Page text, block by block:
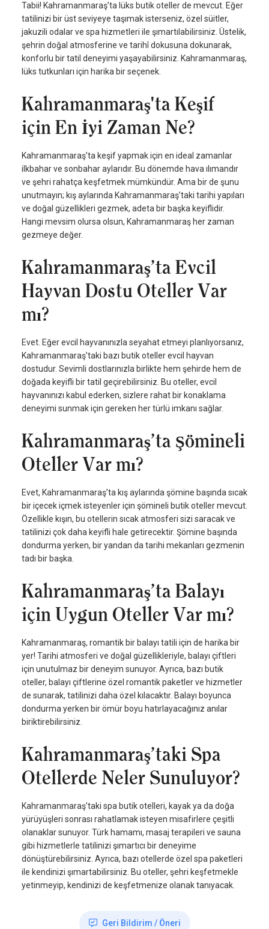
Tabii! Kahramanmaraş’ta lüks butik oteller de mevcut. Eğer
tatilinizi bir üst seviyeye taşımak isterseniz, özel süitler,
jakuzili odalar ve spa hizmetleri ile şımartılabilirsiniz. Üstelik,
şehrin doğal atmosferine ve tarihî dokusuna dokunarak,
konforlu bir tatil deneyimi yaşayabilirsiniz. Kahramanmaraş,
lüks tutkunları için harika bir seçenek.
Kahramanmaraş'ta Keşif
için En İyi Zaman Ne?
Kahramanmaraş’ta keşif yapmak için en ideal zamanlar
ilkbahar ve sonbahar aylarıdır. Bu dönemde hava ılımandır
ve şehri rahatça keşfetmek mümkündür. Ama bir de şunu
unutmayın; kış aylarında Kahramanmaraş’taki tarihi yapıları
ve doğal güzellikleri gezmek, adeta bir başka keyiflidir.
Hangi mevsim olursa olsun, Kahramanmaraş her zaman
gezmeye değer.
Kahramanmaraş’ta Evcil
Hayvan Dostu Oteller Var
mı?
Evet. Eğer evcil hayvanınızla seyahat etmeyi planlıyorsanız,
Kahramanmaraş’taki bazı butik oteller evcil hayvan
dostudur. Sevimli dostlarınızla birlikte hem şehirde hem de
doğada keyifli bir tatil geçirebilirsiniz. Bu oteller, evcil
hayvanınızı kabul ederken, sizlere rahat bir konaklama
deneyimi sunmak için gereken her türlü imkanı sağlar.
Kahramanmaraş’ta Şömineli
Oteller Var mı?
Evet, Kahramanmaraş’ta kış aylarında şömine başında sıcak
bir içecek içmek isteyenler için şömineli butik oteller mevcut.
Özellikle kışın, bu otellerin sıcak atmosferi sizi saracak ve
tatilinizi çok daha keyifli hale getirecektir. Şömine başında
dondurma yerken, bir yandan da tarihi mekanları gezmenin
tadı bir başka.
Kahramanmaraş’ta Balayı
için Uygun Oteller Var mı?
Kahramanmaraş, romantik bir balayı tatili için de harika bir
yer! Tarihi atmosferi ve doğal güzellikleriyle, balayı çiftleri
için unutulmaz bir deneyim sunuyor. Ayrıca, bazı butik
oteller, balayı çiftlerine özel romantik paketler ve hizmetler
de sunarak, tatilinizi daha özel kılacaktır. Balayı boyunca
dondurma yerken bir ömür boyu hatırlayacağınız anılar
biriktirebilirsiniz.
Kahramanmaraş’taki Spa
Otellerde Neler Sunuluyor?
Kahramanmaraş’taki spa butik otelleri, kayak ya da doğa
yürüyüşleri sonrası rahatlamak isteyen misafirlere çeşitli
olanaklar sunuyor. Türk hamamı, masaj terapileri ve sauna
gibi hizmetlerle tatilinizi şımartıcı bir deneyime
dönüştürebilirsiniz. Ayrıca, bazı otellerde özel spa paketleri
ile kendinizi şımartabilirsiniz. Bu oteller, şehri keşfetmekle
yetinmeyip, kendinizi de keşfetmenize olanak tanıyacak.
Geri Bildirim / Öneri